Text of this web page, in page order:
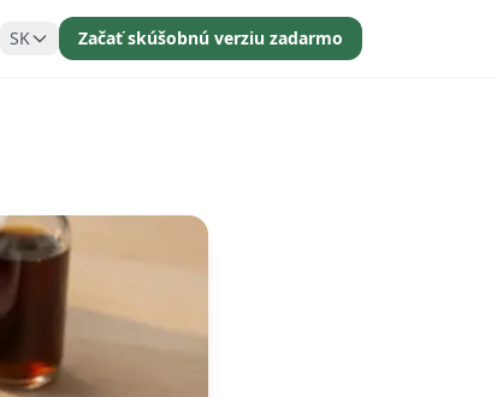
SK Začať skúšobnú verziu zadarmo